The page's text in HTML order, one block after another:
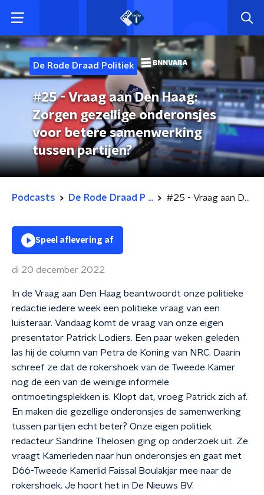
De Rode Draad Politiek
#25 - Vraag aan Den Haag:
Zorgen gezellige onderonsjes
voor betere samenwerking
tussen partijen?
Podcasts De Rode Draad P ... #25 - Vraag aan Den Haag: Zorgen gezellige onderonsjes voor betere samenwerking tussen partijen?
Speel aflevering af
di 20 december 2022
In de Vraag aan Den Haag beantwoordt onze politieke
redactie iedere week een politieke vraag van een
luisteraar. Vandaag komt de vraag van onze eigen
presentator Patrick Lodiers. Een paar weken geleden
las hij de column van Petra de Koning van NRC. Daarin
schreef ze dat de rokershoek van de Tweede Kamer
nog de een van de weinige informele
ontmoetingsplekken is. Klopt dat, vroeg Patrick zich af.
En maken die gezellige onderonsjes de samenwerking
tussen partijen echt beter? Onze eigen politiek
redacteur Sandrine Thelosen ging op onderzoek uit. Ze
vraagt Kamerleden naar hun onderonsjes en gaat met
D66-Tweede Kamerlid Faissal Boulakjar mee naar de
rokershoek. Je hoort het in De Nieuws BV.